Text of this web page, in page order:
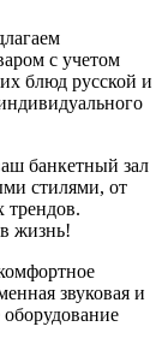
с учетом
блюд русской и
банкетный зал
стилями, от
трендов.
жизнь!
звуковая и
оборудование